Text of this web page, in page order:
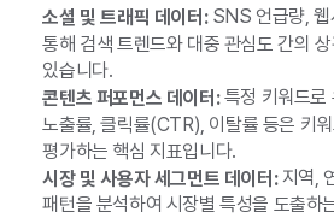
소셜 및 트래픽 데이터:SNS 언급량, 웹
통해 검색 트렌드와 대중 관심도 간의
있습니다.
콘텐츠 퍼포먼스 데이터:특정 키워드로
노출률, 클릭률(CTR), 이탈률 등은 키
평가하는 핵심 지표입니다.
시장 및 사용자 세그먼트 데이터:지역,
패턴을 분석하여 시장별 특성을 도출하